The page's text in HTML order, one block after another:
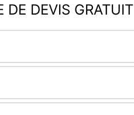
DE DEVIS GRATUIT